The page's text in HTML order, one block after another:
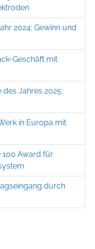
2024: Gewinn und
Geschäft mit
Jahres 2025:
in Europa mit
100 Award für
durch